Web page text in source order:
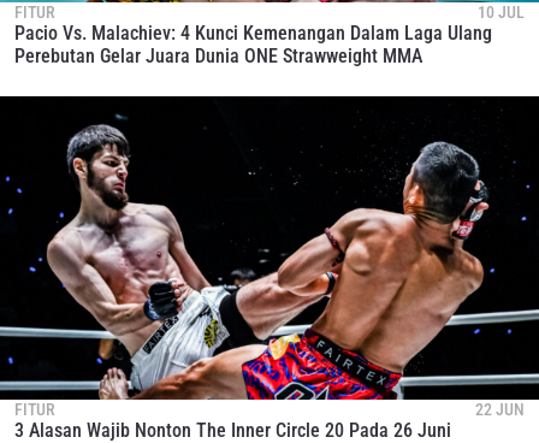
FITUR 10 JUL
Pacio Vs. Malachiev: 4 Kunci Kemenangan Dalam Laga Ulang
Perebutan Gelar Juara Dunia ONE Strawweight MMA
FITUR 22 JUN
3 Alasan Wajib Nonton The Inner Circle 20 Pada 26 Juni